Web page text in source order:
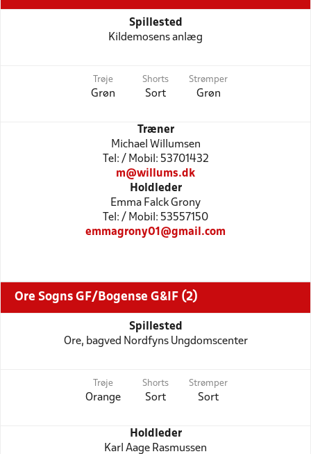
Spillested
Kildemosens anlæg
Trøje
Grøn
Shorts
Sort
Strømper
Grøn
Træner
Michael Willumsen
Tel: / Mobil: 53701432
m@willums.dk
Holdleder
Emma Falck Grony
Tel: / Mobil: 53557150
emmagrony01@gmail.com
Ore Sogns GF/Bogense G&IF (2)
Spillested
Ore, bagved Nordfyns Ungdomscenter
Trøje
Orange
Shorts
Sort
Strømper
Sort
Holdleder
Karl Aage Rasmussen